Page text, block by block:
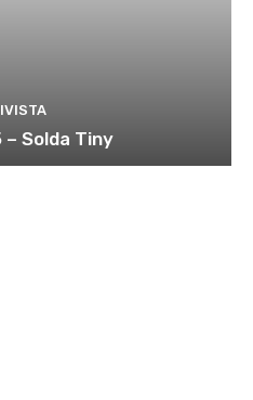
– Solda Tiny